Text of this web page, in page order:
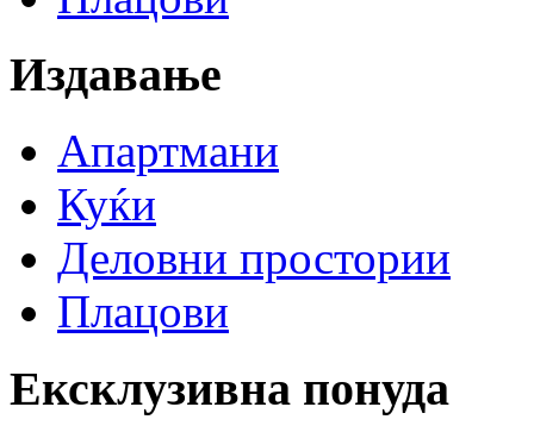
Издавање
Апартмани
Куќи
Деловни простории
Плацови
Ексклузивна понуда